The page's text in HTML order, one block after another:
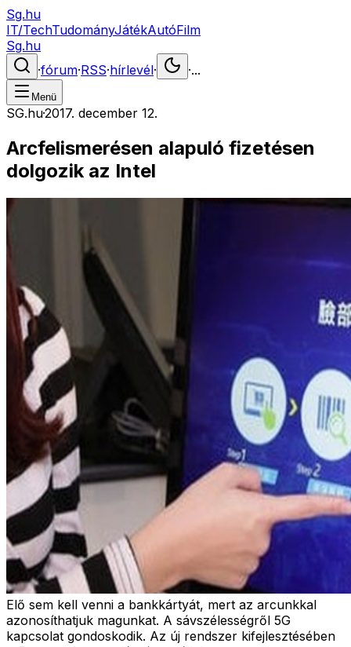
Sg.hu
IT/TechTudományJátékAutóFilm
Sg.hu
·fórum·RSS·hírlevél· ·...
Menü
SG.hu·2017. december 12.
Arcfelismerésen alapuló fizetésen
dolgozik az Intel
Elő sem kell venni a bankkártyát, mert az arcunkkal
azonosíthatjuk magunkat. A sávszélességről 5G
kapcsolat gondoskodik. Az új rendszer kifejlesztésében